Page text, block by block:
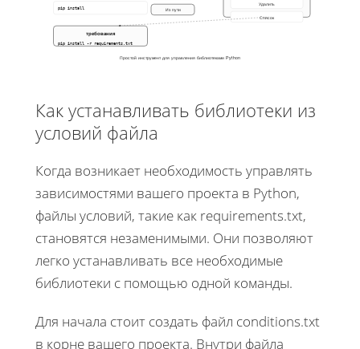
pip install Из пути
Удалить
Список
требования
pip install -r requirements.txt
Простой инструмент для управления библиотеками Python
Как устанавливать библиотеки из
условий файла
Когда возникает необходимость управлять
зависимостями вашего проекта в Python,
файлы условий, такие как requirements.txt,
становятся незаменимыми. Они позволяют
легко устанавливать все необходимые
библиотеки с помощью одной команды.
Для начала стоит создать файл conditions.txt
в корне вашего проекта. Внутри файла